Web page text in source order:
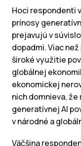
Hoci respondenti
prínosy
prejavujú v
dopadmi. Viac
široké využitie
globálnej
ekonomickej
nich domnieva,
generatívnej AI
v národné a
Väčšina